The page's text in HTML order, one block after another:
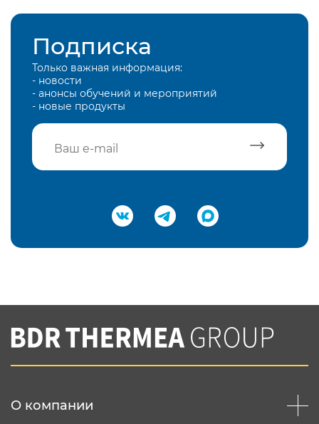
Подписка
Только важная информация:
- новости
- анонсы обучений и мероприятий
- новые продукты
Подтвердить e-mail
Вы соглашаетесь с нашей политикой
конфеденциальности
О компании